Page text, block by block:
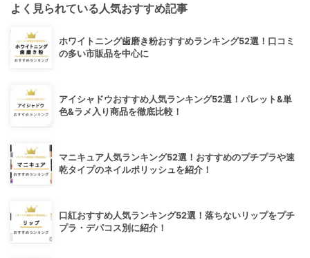
よく見られている人気おすすめ記事
ホワイトニング歯磨き粉おすすめランキング52選！口コミ
の多い市販品を中心に
アイシャドウおすすめ人気ランキング52選！パレット&単
色&ラメ入り商品を徹底比較！
マニキュア人気ランキング52選！おすすめのプチプラや速
乾タイプのネイルポリッシュを紹介！
口紅おすすめ人気ランキング52選！落ちないリップをプチ
プラ・デパコス別に紹介！